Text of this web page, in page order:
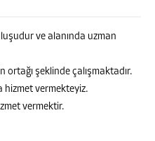
ve alanında uzman
şeklinde çalışmaktadır.
hizmet vermekteyiz.
vermektir.